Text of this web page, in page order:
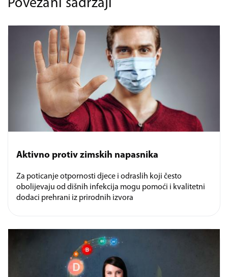
Povezani sadržaji
Aktivno protiv zimskih napasnika
Za poticanje otpornosti djece i odraslih koji često
obolijevaju od dišnih infekcija mogu pomoći i kvalitetni
dodaci prehrani iz prirodnih izvora